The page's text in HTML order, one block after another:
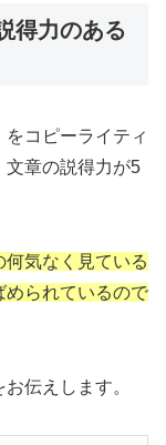
得力のある
コピーライティ
文章の説得力が5
何気なく見ている
められているので
お伝えします。